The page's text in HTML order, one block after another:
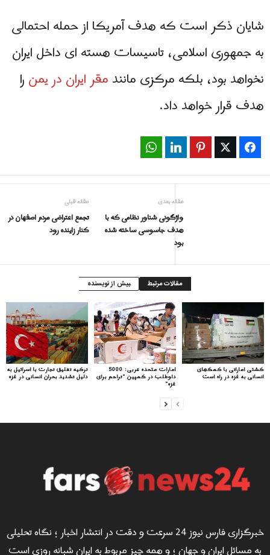
شایان ذکر است که هدف آمریکا از حمله احتمالی
به جمهوری اسلامی، تاسیسات هسته ای داخل ایران
نخواهد بود، بلکه مرکزی مانندمقر ایران در یمنرا
هدف قرار خواهد داد.
Facebook
Twitter
Pinterest
LinkedIn
مقاله قبلی
تجمع اعتراضی مردم اصفهان در
کنار زاینده رود
مقاله بعدی
واژگونی شناور نظامی که با
هدف جاسوسی ساخته شده
بود
مقالات مرتبط بیش از نویسنده
ترکیه تعلیق تجارت با اسرائیل به
دلیل تشدید بحران انسانی در غزه
امارات متحده عربی: 5000
داوطلب در کمپین “تراحم برای
غزه”
کشتی اماراتی با کمک‌های
انسانی به غزه در راه است
خبرگزاری فارس نیوز 24 سرعت و دقت در انتشار اخبار ؛ نگاه تحلیلی
به مسائل ایران و جهان ؛ و همه چیز مربوط به ایران شبانه روزی است